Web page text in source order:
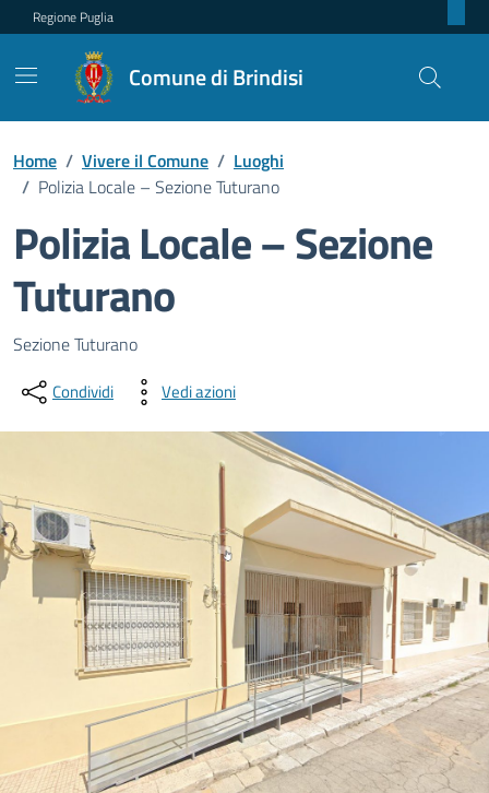
Regione Puglia
Comune di Brindisi
Home / Vivere il Comune / Luoghi
/ Polizia Locale – Sezione Tuturano
Polizia Locale – Sezione
Tuturano
Dettagli del luogo
Sezione Tuturano
Condividi Vedi azioni